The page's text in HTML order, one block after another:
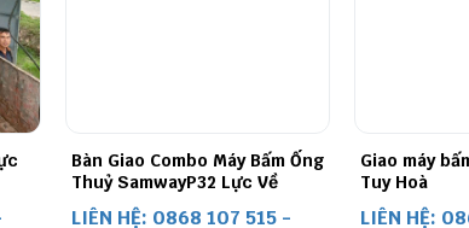
Giao máy bấm ống thuỷ lực về
Tuy Hoà
LIÊN HỆ: 0868 107 515 -
Giao máy
Gia Lai
LIÊN HỆ: